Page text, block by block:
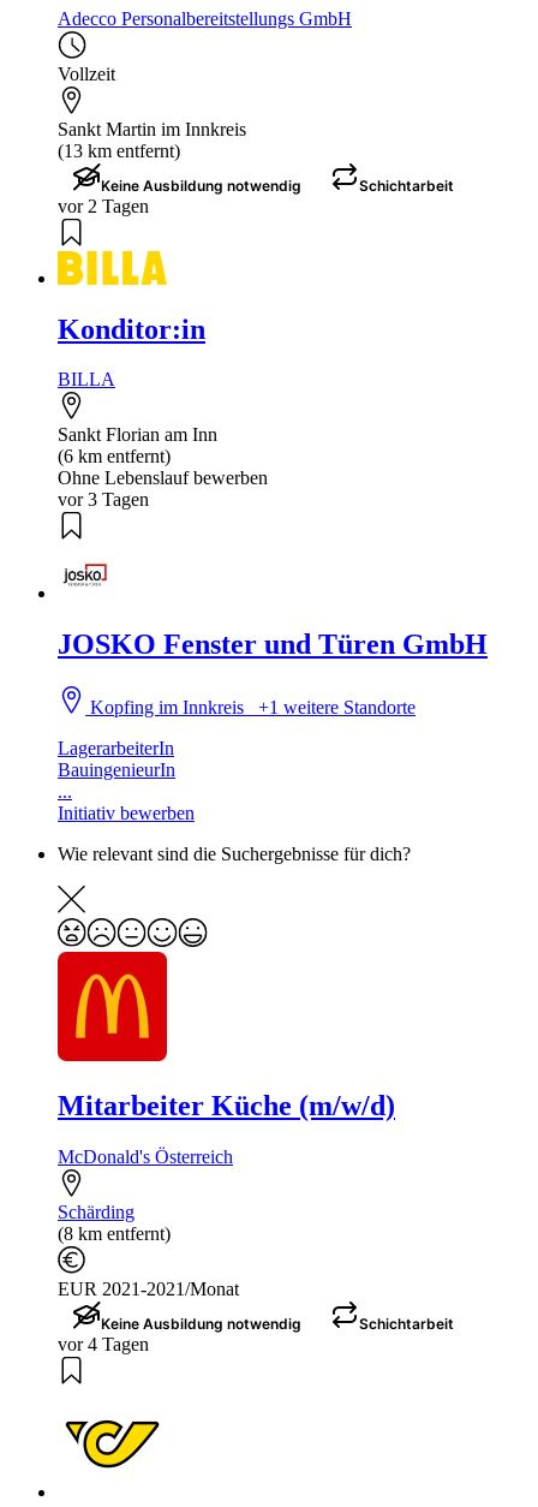
Adecco Personalbereitstellungs GmbH
Vollzeit
Sankt Martin im Innkreis
(13 km entfernt)
Keine Ausbildung notwendig Schichtarbeit
vor 2 Tagen
Konditor:in
BILLA
Sankt Florian am Inn
(6 km entfernt)
Ohne Lebenslauf bewerben
vor 3 Tagen
JOSKO Fenster und Türen GmbH
Kopfing im Innkreis+1 weitere Standorte
LagerarbeiterIn
BauingenieurIn
...
Initiativ bewerben
Wie relevant sind die Suchergebnisse für dich?
Mitarbeiter Küche (m/w/d)
McDonald's Österreich
Schärding
(8 km entfernt)
EUR 2021-2021/Monat
Keine Ausbildung notwendig Schichtarbeit
vor 4 Tagen